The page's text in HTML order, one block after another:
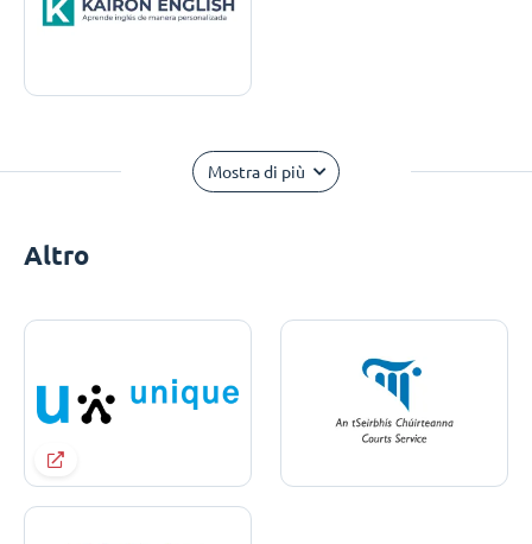
Mostra di più
Altro